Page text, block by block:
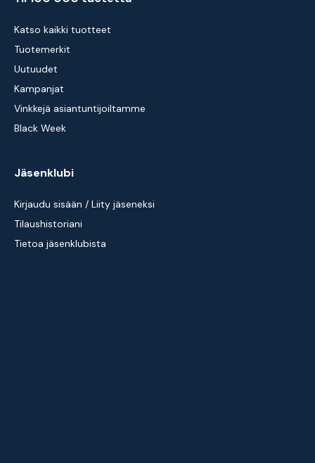
Katso kaikki tuotteet
Tuotemerkit
Uutuudet
Kampanjat
Vinkkejä asiantuntijoiltamme
Black Week
Jäsenklubi
Kirjaudu sisään / Liity jäseneksi
Tilaushistoriani
Tietoa jäsenklubista